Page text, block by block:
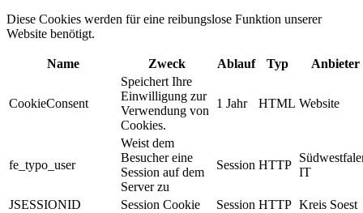
Diese Cookies werden für eine reibungslose Funktion unserer
Website benötigt.
Name Zweck Ablauf Typ Anbieter
CookieConsent
Speichert Ihre
Einwilligung zur
Verwendung von
Cookies.
1 Jahr HTML Website
fe_typo_user
Weist dem
Besucher eine
Session auf dem
Server zu
Session HTTP
IT
JSESSIONID Session Cookie Session HTTP Kreis Soest